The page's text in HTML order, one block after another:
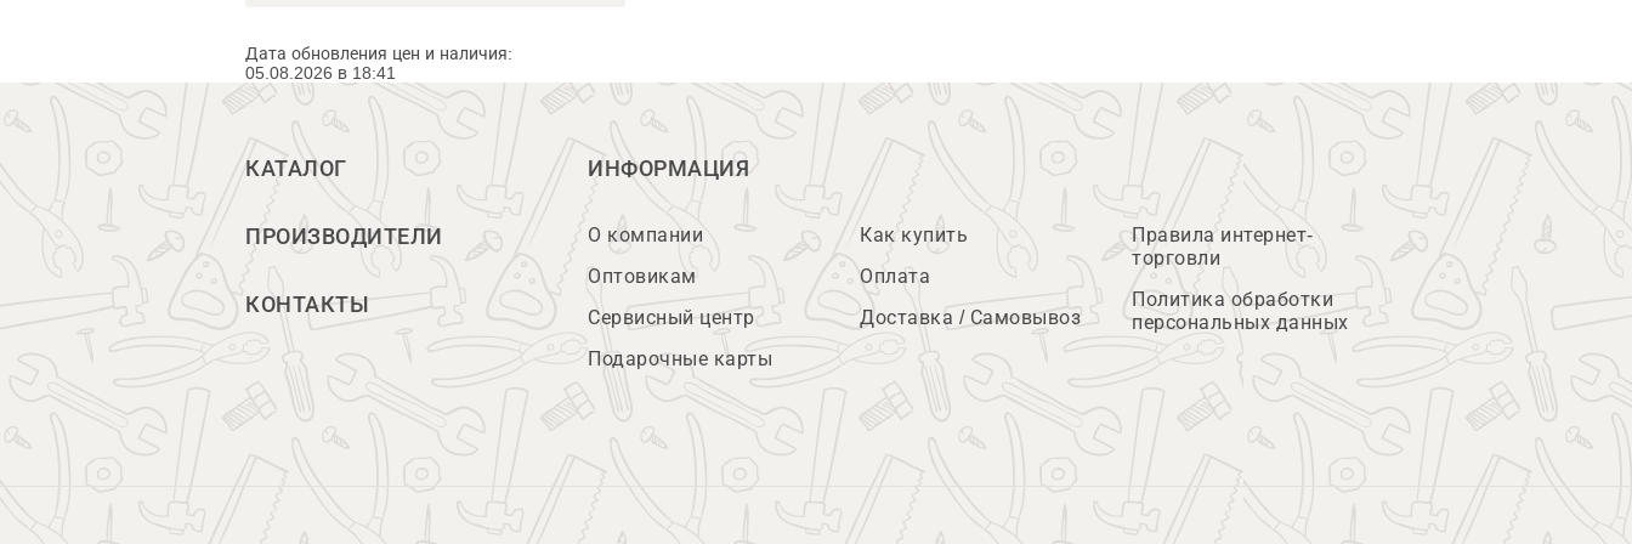
Дата обновления цен и наличия:
05.08.2026 в 18:41
КАТАЛОГ
ПРОИЗВОДИТЕЛИ
КОНТАКТЫ
ИНФОРМАЦИЯ
О компании
Оптовикам
Сервисный центр
Подарочные карты
Как купить
Оплата
Доставка / Самовывоз
Правила интернет-
торговли
Политика обработки
персональных данных